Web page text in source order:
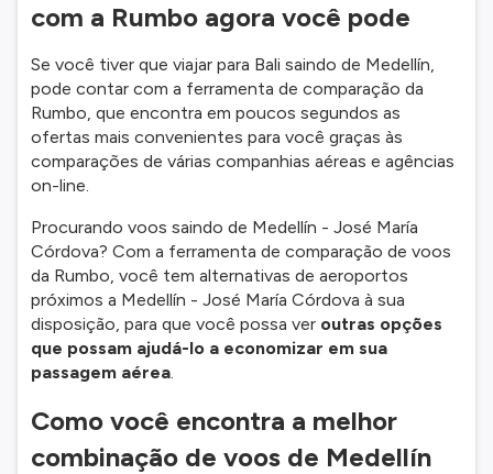
com a Rumbo agora você pode
Se você tiver que viajar para Bali saindo de Medellín,
pode contar com a ferramenta de comparação da
Rumbo, que encontra em poucos segundos as
ofertas mais convenientes para você graças às
comparações de várias companhias aéreas e agências
on-line.
Procurando voos saindo de Medellín - José María
Córdova? Com a ferramenta de comparação de voos
da Rumbo, você tem alternativas de aeroportos
próximos a Medellín - José María Córdova à sua
disposição, para que você possa ver outras opções
que possam ajudá-lo a economizar em sua
passagem aérea.
Como você encontra a melhor
combinação de voos de Medellín